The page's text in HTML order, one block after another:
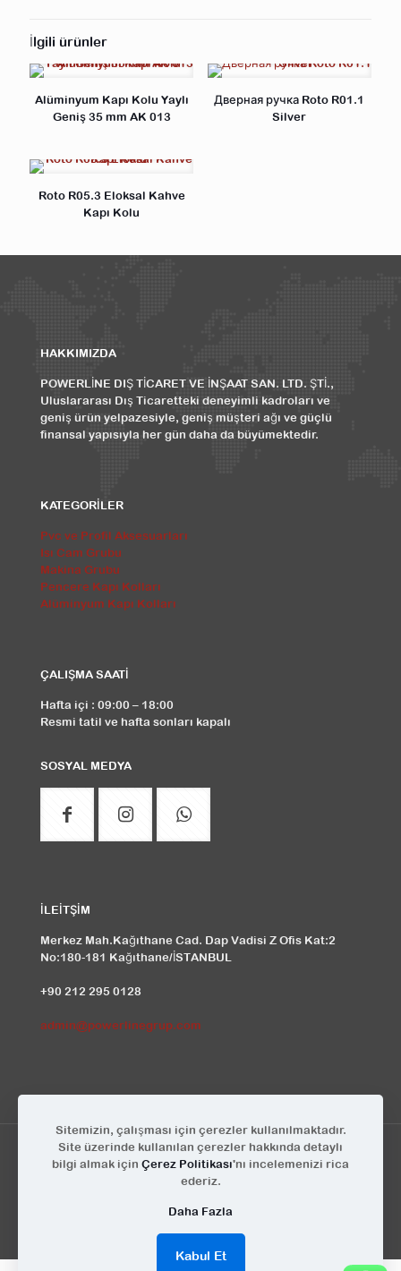
İlgili ürünler
Alüminyum Kapı Kolu Yaylı
Geniş 35 mm AK 013
Дверная ручка Roto R01.1
Silver
Roto R05.3 Eloksal Kahve
Kapı Kolu
HAKKIMIZDA
POWERLİNE DIŞ TİCARET VE İNŞAAT SAN. LTD. ŞTİ.,
Uluslararası Dış Ticaretteki deneyimli kadroları ve
geniş ürün yelpazesiyle, geniş müşteri ağı ve güçlü
finansal yapısıyla her gün daha da büyümektedir.
KATEGORİLER
Pvc ve Profil Aksesuarları
Isı Cam Grubu
Makina Grubu
Pencere Kapı Kolları
Alüminyum Kapı Kolları
ÇALIŞMA SAATİ
Hafta içi : 09:00 – 18:00
Resmi tatil ve hafta sonları kapalı
SOSYAL MEDYA
İLEİTŞİM
Merkez Mah.Kağıthane Cad. Dap Vadisi Z Ofis Kat:2
No:180-181 Kağıthane/İSTANBUL
+90 212 295 0128
admin@powerlinegrup.com
Sitemizin, çalışması için çerezler kullanılmaktadır.
Site üzerinde kullanılan çerezler hakkında detaylı
bilgi almak için Çerez Politikası'nı incelemenizi rica
ederiz.
Daha Fazla
Kabul Et